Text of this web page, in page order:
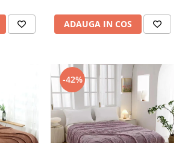
ADAUGA IN COS
-42%